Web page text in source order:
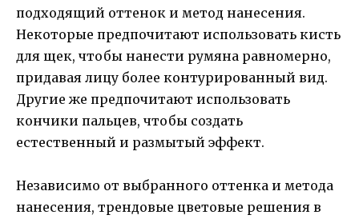
подходящий оттенок и метод нанесения.
Некоторые предпочитают использовать кисть
для щек, чтобы нанести румяна равномерно,
придавая лицу более контурированный вид.
Другие же предпочитают использовать
кончики пальцев, чтобы создать
естественный и размытый эффект.
Независимо от выбранного оттенка и метода
нанесения, трендовые цветовые решения в